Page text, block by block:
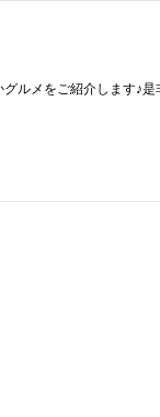
ルメをご紹介します♪